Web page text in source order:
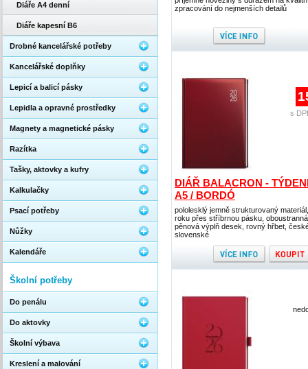
zpracování do nejmenších detailů
DIÁŘ BALACRON -
A5 / BORDÓ
pololesklý jemně strukturovaný
roku přes stříbrnou pásku, oboustranná
pěnová výplň desek, rovný hřbet,
slovenské
s
Diáře A4 denní
Diáře kapesní B6
Drobné kancelářské potřeby
Kancelářské doplňky
Lepicí a balicí pásky
Lepidla a opravné prostředky
Magnety a magnetické pásky
Razítka
Tašky, aktovky a kufry
Kalkulačky
Psací potřeby
Nůžky
Kalendáře
Školní potřeby
Do penálu
Do aktovky
Školní výbava
Kreslení a malování